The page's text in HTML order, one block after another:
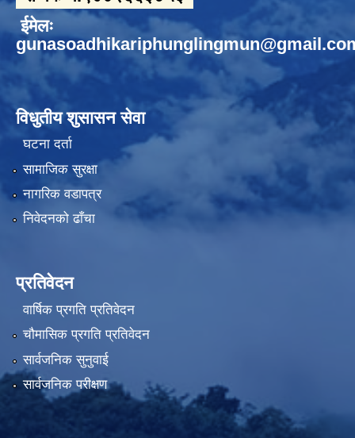
ईमेलः
विधुतीय शुसासन सेवा
घटना दर्ता
सामाजिक सुरक्षा
नागरिक वडापत्र
निवेदनको ढाँचा
प्रतिवेदन
वार्षिक प्रगति प्रतिवेदन
चौमासिक प्रगति प्रतिवेदन
सार्वजनिक सुनुवाई
सार्वजनिक परीक्षण